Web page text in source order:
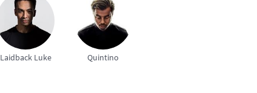
Laidback Luke Quintino